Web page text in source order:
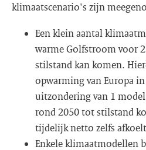
klimaatscenario's zijn
Een klein aantal
warme Golfstroom voor
stilstand kan komen.
opwarming van Europa
uitzondering van 1
rond 2050 tot stilstand
tijdelijk netto zelfs
Enkele klimaatmodellen